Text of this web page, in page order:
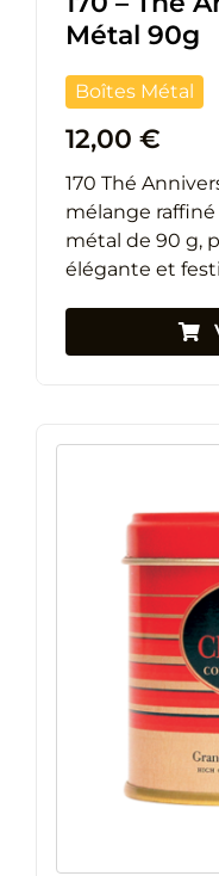
Métal 90g
Boîtes Métal
12,00 €
170 Thé
mélange
métal de 90 g,
élégante et